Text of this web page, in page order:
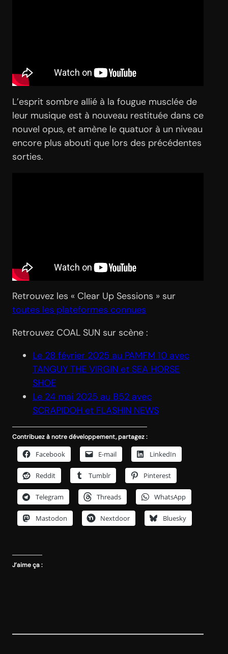
L’esprit sombre allié à la fougue musclée de
leur musique est à nouveau restituée dans ce
nouvel opus, et amène le quatuor à un niveau
encore plus abouti que lors des précédentes
sorties.
Retrouvez les « Clear Up Sessions » sur
toutes les plateformes connues
Retrouvez COAL SUN sur scène :
Le 28 février 2025 au PAMFM 10 avec
TANGUY THE VIRGIN et SEA HORSE
SHOE
Le 24 mai 2025 au B52 avec
SCRAPIDOH et FLASHIN NEWS
Contribuez à notre développement, partagez :
Facebook E-mail LinkedIn
Reddit Tumblr Pinterest
Telegram Threads WhatsApp
Mastodon Nextdoor Bluesky
J’aime ça :